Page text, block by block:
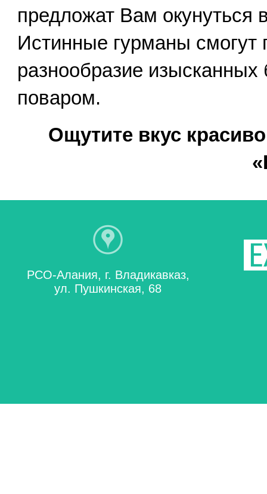
предложат Вам окунуться
Истинные гурманы смогут
разнообразие
поваром.
Ощутите вкус
РСО-Алания, г. Владикавказ,
ул. Пушкинская, 68